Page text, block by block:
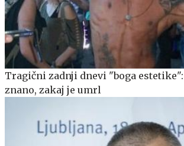
Tragični zadnji dnevi "boga
znano, zakaj je umrl